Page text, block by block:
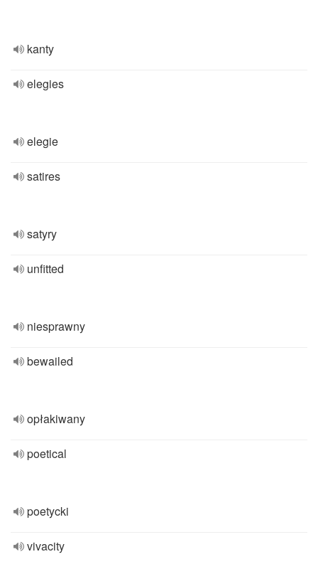
kanty
elegies
elegie
satires
satyry
unfitted
niesprawny
bewailed
opłakiwany
poetical
poetycki
vivacity